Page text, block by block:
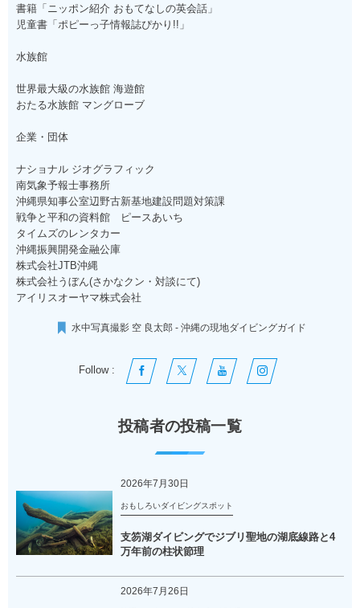
書籍「ニッポン紹介 おもてなしの英会話」
児童書「ポピーっ子情報誌ぴかり!!」
水族館
世界最大級の水族館 海遊館
おたる水族館 マングローブ
企業・団体
ナショナル ジオグラフィック
南気象予報士事務所
沖縄県知事公室辺野古新基地建設問題対策課
戦争と平和の資料館 ピースあいち
タイムズのレンタカー
沖縄振興開発金融公庫
株式会社JTB沖縄
株式会社うぼん(さかなクン・対談にて)
アイリスオーヤマ株式会社
水中写真撮影 空 良太郎 - 沖縄の現地ダイビングガイド
Follow :
投稿者の投稿一覧
2026年7月30日
おもしろいダイビングスポット
支笏湖ダイビングでジブリ聖地の湖底線路と4
万年前の柱状節理
2026年7月26日